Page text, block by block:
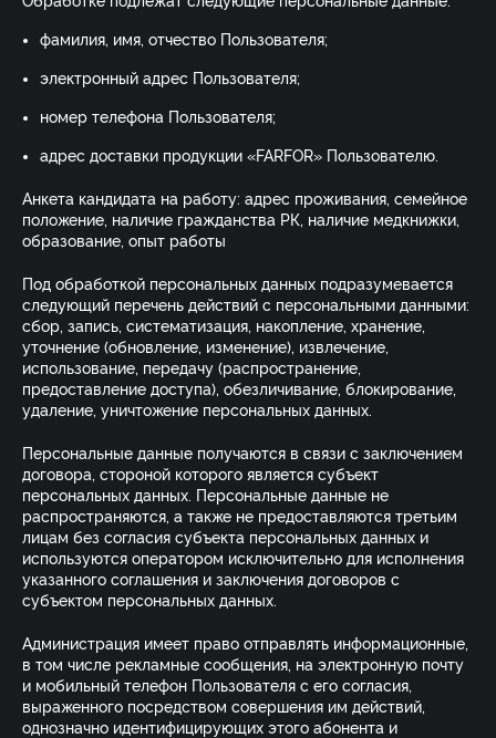
фамилия, имя, отчество Пользователя;
электронный адрес Пользователя;
номер телефона Пользователя;
адрес доставки продукции «FARFOR» Пользователю.
Анкета кандидата на работу: адрес проживания, семейное
положение, наличие гражданства РК, наличие медкнижки,
образование, опыт работы
Под обработкой персональных данных подразумевается
следующий перечень действий с персональными данными:
сбор, запись, систематизация, накопление, хранение,
уточнение (обновление, изменение), извлечение,
использование, передачу (распространение,
предоставление доступа), обезличивание, блокирование,
удаление, уничтожение персональных данных.
Персональные данные получаются в связи с заключением
договора, стороной которого является субъект
персональных данных. Персональные данные не
распространяются, а также не предоставляются третьим
лицам без согласия субъекта персональных данных и
используются оператором исключительно для исполнения
указанного соглашения и заключения договоров с
субъектом персональных данных.
Администрация имеет право отправлять информационные,
в том числе рекламные сообщения, на электронную почту
и мобильный телефон Пользователя с его согласия,
выраженного посредством совершения им действий,
однозначно идентифицирующих этого абонента и